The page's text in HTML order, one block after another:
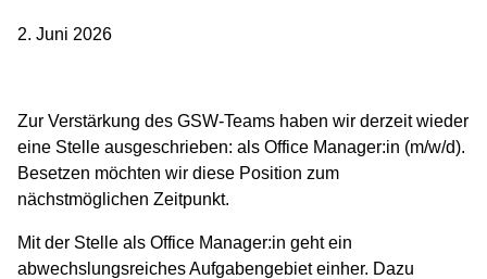
2. Juni 2026
Zur Verstärkung des GSW-Teams haben wir derzeit wieder
eine Stelle ausgeschrieben: als Office Manager:in (m/w/d).
Besetzen möchten wir diese Position zum
nächstmöglichen Zeitpunkt.
Mit der Stelle als Office Manager:in geht ein
abwechslungsreiches Aufgabengebiet einher. Dazu